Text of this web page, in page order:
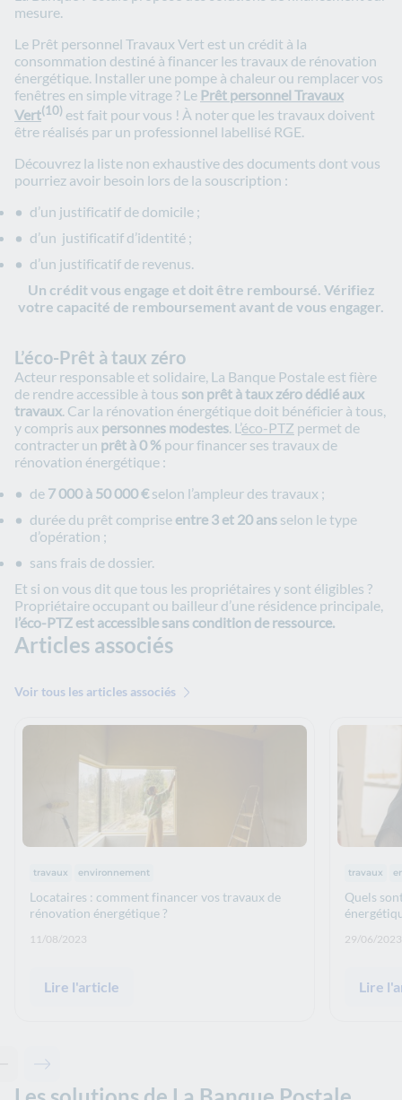
mesure.
Le Prêt personnel Travaux Vert est un crédit à la
consommation destiné à financer les travaux de rénovation
énergétique. Installer une pompe à chaleur ou remplacer vos
fenêtres en simple vitrage ? Le Prêt personnel Travaux
Vert(10) est fait pour vous ! À noter que les travaux doivent
être réalisés par un professionnel labellisé RGE.
Découvrez la liste non exhaustive des documents dont vous
pourriez avoir besoin lors de la souscription :
d’un justificatif de domicile ;
d’un justificatif d’identité ;
d’un justificatif de revenus.
Un crédit vous engage et doit être remboursé. Vérifiez
votre capacité de remboursement avant de vous engager.
L’éco-Prêt à taux zéro
Acteur responsable et solidaire, La Banque Postale est fière
de rendre accessible à tous son prêt à taux zéro dédié aux
travaux. Car la rénovation énergétique doit bénéficier à tous,
y compris aux personnes modestes. L’éco-PTZ permet de
contracter un prêt à 0 % pour financer ses travaux de
rénovation énergétique :
de 7 000 à 50 000 €selon l’ampleur des travaux ;
durée du prêt comprise entre 3 et 20 ans selon le type
d’opération ;
sans frais de dossier.
Et si on vous dit que tous les propriétaires y sont éligibles ?
Propriétaire occupant ou bailleur d’une résidence principale,
l’éco-PTZ est accessible sans condition de ressource.
Articles associés
Voir tous les articles associés
Thématiques :
travaux environnement
Locataires : comment financer vos travaux de
rénovation énergétique ?
Date de publication: :
11/08/2023
Lire l'article
travaux
Quels
Date de
29/06/2023
Lire
Contenu précédent - Articles associés
Contenu suivant - Articles associés